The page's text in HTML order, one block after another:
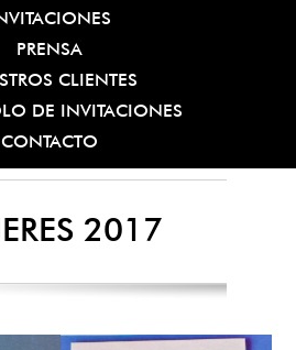
PRENSA
CLIENTES
DE INVITACIONES
CONTACTO
2017